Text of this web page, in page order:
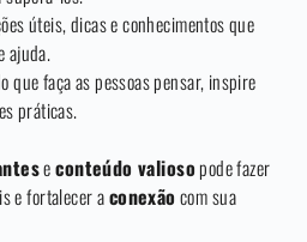
úteis, dicas e conhecimentos que
ajuda.
que faça as pessoas pensar, inspire
práticas.
econteúdo valiosopode fazer
e fortalecer aconexãocom sua